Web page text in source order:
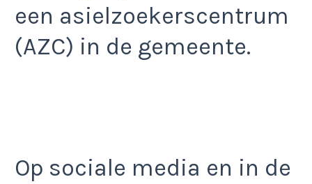
een asielzoekerscentrum
(AZC) in de gemeente.
Op sociale media en in de